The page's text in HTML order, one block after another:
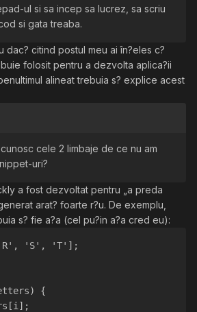
ul si sa incep sa lucrez, sa scriu
si gata treaba.
dac? citind postul meu ai în?eles c?
folosit pentru a dezvolta aplica?ii
alineat trebuia s? explice acest
cele 2 limbaje de ce nu am
uri?
a fost dezvoltat pentru „a preda
arat? foarte r?u. De exemplu,
s? fie a?a (cel pu?in a?a cred eu):
'S', 'T'];
{